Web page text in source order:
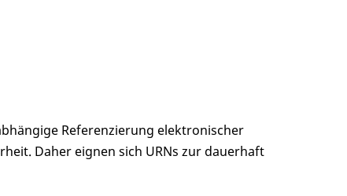
Referenzierung elektronischer
Daher eignen sich URNs zur dauerhaft